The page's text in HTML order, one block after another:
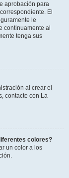
aprobación para
El
le
continuamente al
tenga sus
al crear el
contacte con La
colores?
un color a los